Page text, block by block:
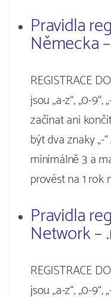
Pravidla
Německa
REGISTRACE
jsou „a-z“, „0-
začínat ani
být dva znaky „-
minimálně 3 a
provést na 1 rok
Pravidla
Network –
REGISTRACE
jsou „a-z“, „0-